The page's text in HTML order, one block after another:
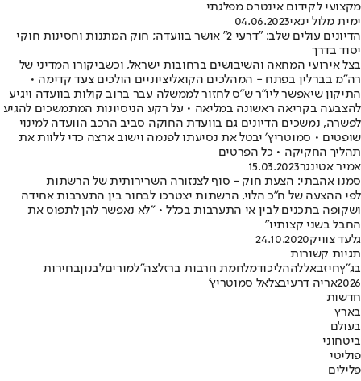
מקצועי לקידום אינטרס מפלגתי
ימית מלול ינאי04.06.2023
הדיונים עולים שלב: "דרעי 2" אושר בוועדה; חוק המתנות וחסינות חוקי
יסוד בדרך
בצל אירועי המחאה והשיבושים ברחובות ישראל, וכשביקורו המדיני של
רה"מ בברלין בפתח - המהלכים הקואליציוניים הולכים צעד קדימה •
התיקון שיאפשר ליו"ר ש"ס לחזור לממשלה עבר ברוב קולות בוועדה ויגיע
להצבעה בקריאה ראשונה במליאה • על רקע הניסיונות המתמשכים להגיע
לפשרה, נמשכים הדיונים גם בוועדת החוקה סביב הרכב הוועדה למינוי
שופטים • סמוטריץ׳ יבטל את נסיעתו לפנמה וישוב ארצה כדי ללוות את
תהליך החקיקה • כל הפרטים
אמיר אטינגר15.03.2023
סמנו אהבתי: הצעת חוק - סוף לצנזורה השרירותית של הרשתות
לפי ההצעה של ח"כ הלוי, הרשתות יצטרכו לבחור בין התערבות אחידה
ושקופה בתכנים לבין אי התערבות בכלל • "לא נאפשר להן לתפוס את
החבל בשני קצותיו"
גלעד צוויק24.10.2020
תגיות קשורות
בג"ץחיזבאללההליכודמלחמת חרבות ברזלצה"למוריםלבנוןבחירות
2026אריה דרעיבצלאל סמוטריץ'
חדשות
בארץ
בעולם
ביטחוני
פוליטי
פלילים